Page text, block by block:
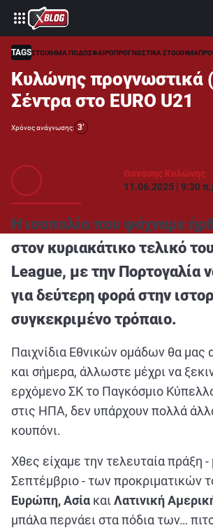
⚽ ΜΟΥΝΤΙΑΛ 2026
ΣΤΟΙΧΗΜΑ
CASINO
ΠΡΟΓΝΩΣΤΙΚΑ ΤIPSTERS
ΠΡΟΓΝΩΣΤΙΚΑ ΚΑΤΗΓΟΡΙΕΣ
ΠΡΟΣΦΟΡΕΣ
ΔΙΑΓΩΝΙΣΜΟΙ
TSILI LEAGUE
QUIZ
ΑΘΛΗΤΙΚΑ
ΑΘΛΗΤΙΚΕΣ ΜΕΤΑΔΟΣΕΙΣ
Εξυπηρέτηση Πελατών
TAGSΣΤΟΙΧΗΜΑ ΠΟΔΟΣΦΑΙΡΟΠΡΟΓΝΩΣΤΙΚΑ ΣΤΟΙΧΗΜΑ
Κυλώνης προγνωστικά
Σέντρα στο EURO U21
Χρόνος ανάγνωσης: 3’
Θανάσης Κυλώνης
11.06.2025 | 9:30
Η ισοπαλία που ψάχναμε
στον κυριακάτικο τελικό
League, με την Πορτογαλία
για δεύτερη φορά στην
συγκεκριμένο τρόπαιο.
Παιχνίδια Εθνικών ομάδων θα μας
και σήμερα, άλλωστε μέχρι να
ερχόμενο ΣΚ το Παγκόσμιο
στις ΗΠΑ, δεν υπάρχουν πολλά
κουπόνι.
Χθες είχαμε την τελευταία πράξη -
Σεπτέμβριο - των προκριματικών
Ευρώπη, Ασία και Λατινική
μπάλα περνάει στα πόδια των…